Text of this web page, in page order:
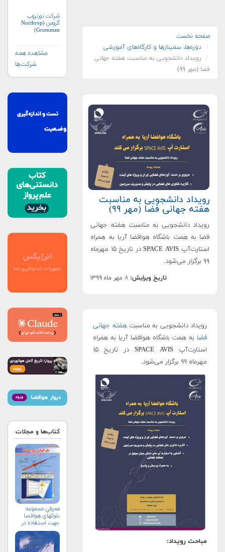
صفحه نخست
دوره‌ها، سمینارها و کارگاه‌های آموزشی
رویداد دانشجویی به مناسبت هفته جهانی
فضا (مهر ۹۹)
رویداد دانشجویی به مناسبت
هفته جهانی فضا (مهر ۹۹)
رویداد دانشجویی به مناسبت هفته جهانی
فضا به همت باشگاه هوافضا آریا به همراه
استارت‌آپ SPACE AVIS در تاریخ ۱۵ مهرماه
۹۹ برگزار می‌شود.
تاریخ ویرایش: ۸ مهر ماه ۱۳۹۹
رویداد دانشجویی به مناسبت هفته جهانی
فضا به همت باشگاه هوافضا آریا به همراه
استارت‌آپ SPACE AVIS در تاریخ ۱۵
مهرماه ۹۹ برگزار می‌شود.
مباحث رویداد:
شرکت نورتروپ
گرومن (Northrop
Grumman)
مشاهده همه
شرکت‌ها
کتاب‌ها و مجلات
معرفي مجموعه
بلوك‏هاي هوافضا
جهت استفاده در
محيط سيمولينك